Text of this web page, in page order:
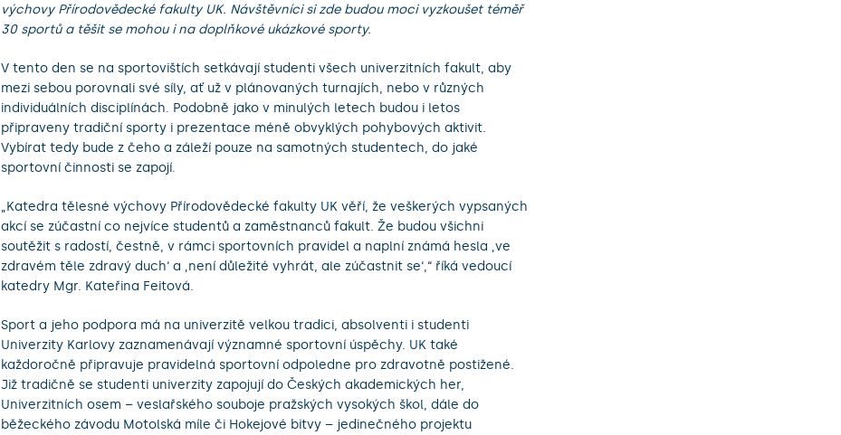
výchovy Přírodovědecké fakulty UK. Návštěvníci si zde budou moci vyzkoušet téměř
30 sportů a těšit se mohou i na doplňkové ukázkové sporty.
V tento den se na sportovištích setkávají studenti všech univerzitních fakult, aby
mezi sebou porovnali své síly, ať už v plánovaných turnajích, nebo v různých
individuálních disciplínách. Podobně jako v minulých letech budou i letos
připraveny tradiční sporty i prezentace méně obvyklých pohybových aktivit.
Vybírat tedy bude z čeho a záleží pouze na samotných studentech, do jaké
sportovní činnosti se zapojí.
„Katedra tělesné výchovy Přírodovědecké fakulty UK věří, že veškerých vypsaných
akcí se zúčastní co nejvíce studentů a zaměstnanců fakult. Že budou všichni
soutěžit s radostí, čestně, v rámci sportovních pravidel a naplní známá hesla ‚ve
zdravém těle zdravý duch‘ a ‚není důležité vyhrát, ale zúčastnit se‘,“ říká vedoucí
katedry Mgr. Kateřina Feitová.
Sport a jeho podpora má na univerzitě velkou tradici, absolventi i studenti
Univerzity Karlovy zaznamenávají významné sportovní úspěchy. UK také
každoročně připravuje pravidelná sportovní odpoledne pro zdravotně postižené.
Již tradičně se studenti univerzity zapojují do Českých akademických her,
Univerzitních osem – veslařského souboje pražských vysokých škol, dále do
běžeckého závodu Motolská míle či Hokejové bitvy – jedinečného projektu